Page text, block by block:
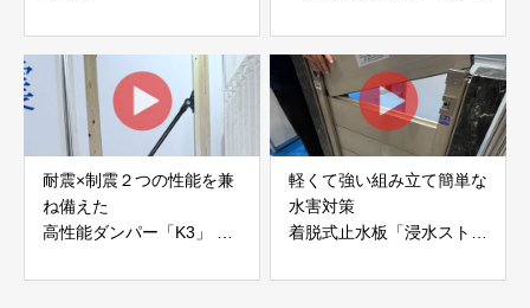
JAPAN
耐震×制震２つの性能を兼
ね備えた
高性能ダンパー「K3」 富
軽くて強い組み立て簡単な
水害対策
着脱式止水板「浸水ストッ
富士工業株式会社